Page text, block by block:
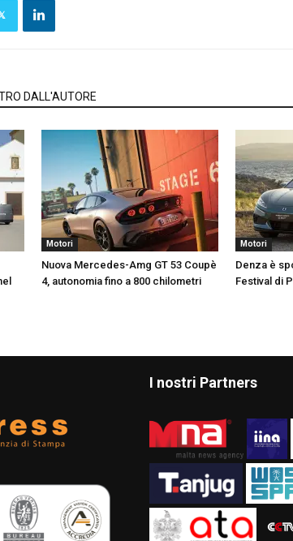
DALL'AUTORE
Motori
Nuova Mercedes-Amg GT 53 Coupè
4, autonomia fino a 800 chilometri
Motori
Denza è
Festival di
I nostri Partners